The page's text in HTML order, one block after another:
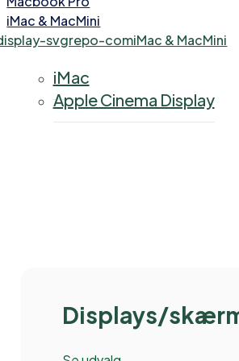
iMac & MacMini
iMac & MacMini
iMac
Apple Cinema Display
Displays/